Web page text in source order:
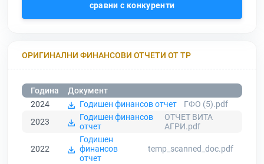
сравни с конкуренти
ОРИГИНАЛНИ ФИНАНСОВИ ОТЧЕТИ ОТ ТР
Година
Документ
2024
Годишен финансов отчет
ГФО (5).pdf
2023
Годишен финансов
отчет
ОТЧЕТ ВИТА
АГРИ.pdf
2022
Годишен
финансов
отчет
temp_scanned_doc.pdf